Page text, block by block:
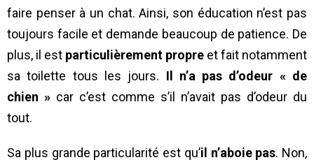
faire penser à un chat. Ainsi, son éducation n’est pas
toujours facile et demande beaucoup de patience. De
plus, il est particulièrement propre et fait notamment
sa toilette tous les jours. Il n’a pas d’odeur « de
chien » car c’est comme s’il n’avait pas d’odeur du
tout.
Sa plus grande particularité est qu’il n’aboie pas. Non,